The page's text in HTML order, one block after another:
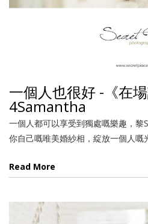
一個人也很好 -《在場
4Samantha
一個人都可以享受到獨處嘅樂趣，
你自己嘅唯美婚紗相，綻放一個人嘅
Read More